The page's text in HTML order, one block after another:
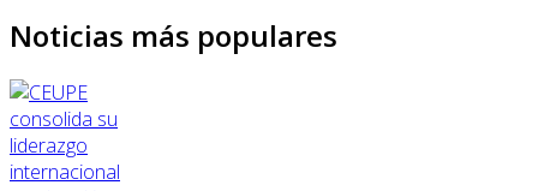
Noticias más populares